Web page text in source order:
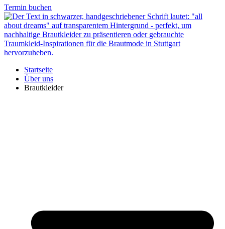
Termin buchen
Startseite
Über uns
Brautkleider